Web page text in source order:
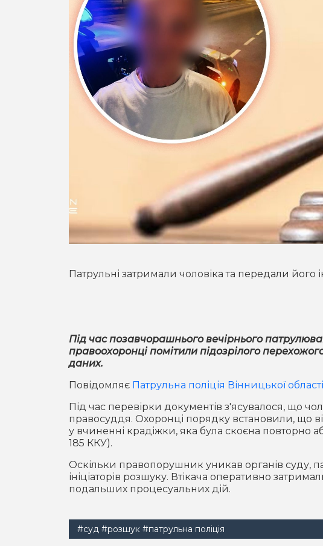
Патрульні затримали чоловіка та передали його
Під час позавчорашнього вечірнього
правоохоронці помітили підозрілого
даних.
Повідомляє Патрульна поліція Вінницької області
Під час перевірки документів з'ясувалося, що
правосуддя. Охоронці порядку встановили, що
у вчиненні крадіжки, яка була скоєна повторно
185 ККУ).
Оскільки правопорушник уникав органів суду,
ініціаторів розшуку. Втікача оперативно
подальших процесуальних дій.
#суд #розшук #патрульна поліція